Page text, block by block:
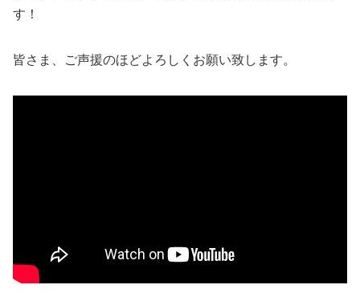
す！
皆さま、ご声援のほどよろしくお願い致します。